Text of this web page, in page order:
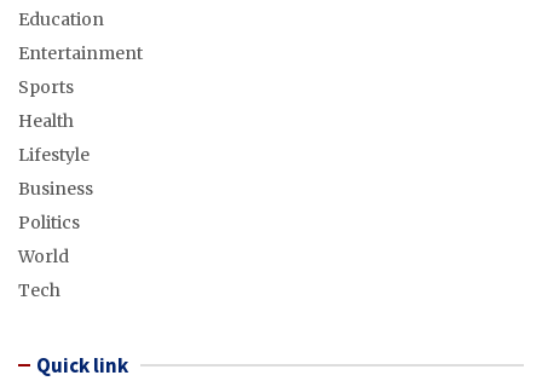
Education
Entertainment
Sports
Health
Lifestyle
Business
Politics
World
Tech
Quick link